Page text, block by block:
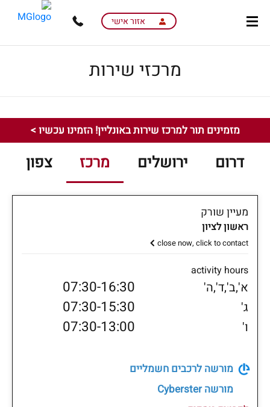
content
menu
אזור אישי
מרכזי שירות
מזמינים תור למרכז שירות באונליין! הזמינו עכשיו >
דרום ירושלים מרכז צפון
מעיין שורק
ראשון לציון
close now, click to contact
activity hours
א',ב',ד',ה' 07:30-16:30
ג' 07:30-15:30
ו' 07:30-13:00
מורשה לרכבים חשמליים
מורשהCyberster